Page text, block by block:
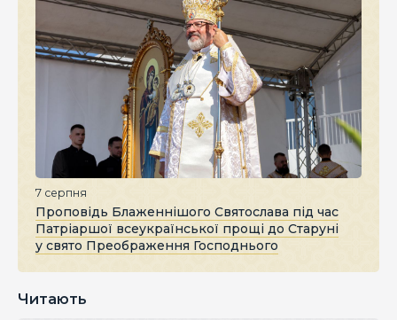
7 серпня
Проповідь Блаженнішого Святослава під час
Патріаршої всеукраїнської прощі до Старуні
у свято Преображення Господнього
Читають